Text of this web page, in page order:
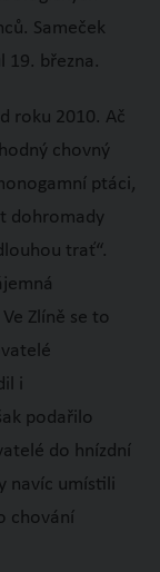
Sameček
19. března.
roku 2010. Ač
chovný
ptáci,
dohromady
trať“.
Zlíně se to
i
podařilo
do hnízdní
navíc umístili
chování